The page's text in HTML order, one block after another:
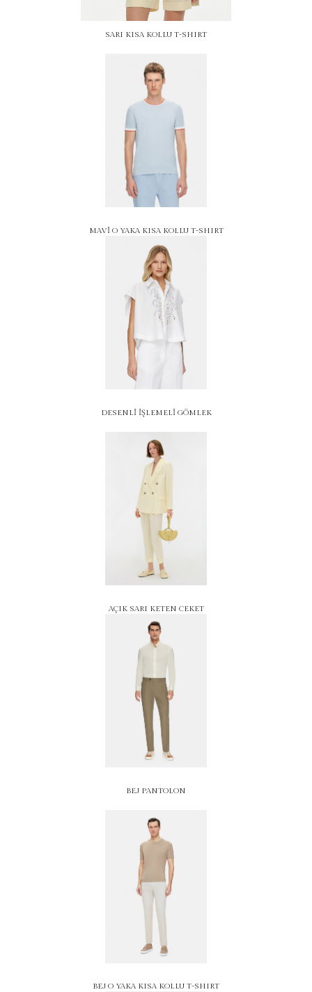
SARI KISA KOLLU T-SHIRT
MAVİ O YAKA KISA KOLLU T-SHIRT
DESENLİ İŞLEMELİ GÖMLEK
AÇIK SARI KETEN CEKET
BEJ PANTOLON
BEJ O YAKA KISA KOLLU T-SHIRT